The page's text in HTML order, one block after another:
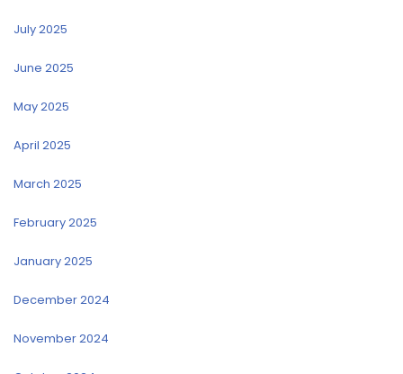
July 2025
June 2025
May 2025
April 2025
March 2025
February 2025
January 2025
December 2024
November 2024